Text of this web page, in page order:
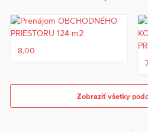
8,00
Zobraziť všetky